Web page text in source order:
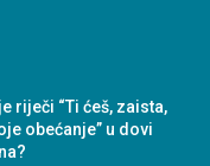
riječi “Ti ćeš, zaista,
obećanje” u dovi